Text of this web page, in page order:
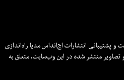
پشتیبانی انتشارات اچ‌اند‌اس مدیا راه‌اندازی
منتشر شده در این وب‌سایت، متعلق به